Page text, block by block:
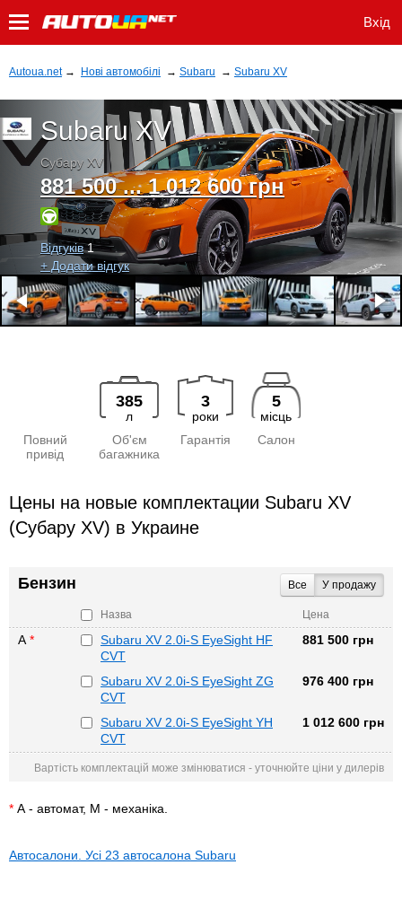
Вхід
Autoua.net → Нові автомобілі → Subaru → Subaru XV
Subaru XV
Субару XV
881 500 ... 1 012 600 грн
Відгуків 1
+ Додати відгук
Повний
привід
385
л
Об'єм
багажника
3
роки
Гарантія
5
місць
Салон
Цены на новые комплектации Subaru XV
(Субару XV) в Украине
Бензин Все У продажу
Назва Цена
А *
Subaru XV 2.0i-S EyeSight HF
CVT
881 500 грн
Subaru XV 2.0i-S EyeSight ZG
CVT
976 400 грн
Subaru XV 2.0i-S EyeSight YH
CVT
1 012 600 грн
Вартість комплектацій може змінюватися - уточнюйте ціни у дилерів
* А - автомат, М - механіка.
Автосалони. Усі 23 автосалона Subaru